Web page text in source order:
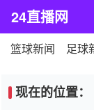
24直播网
篮球新闻 足球
现在的位置：